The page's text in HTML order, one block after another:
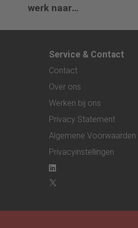
werk naar
advies
Service & Contact
Contact
Over ons
Werken bij ons
Privacy Statement
Algemene Voorwaarden
Privacyinstellingen